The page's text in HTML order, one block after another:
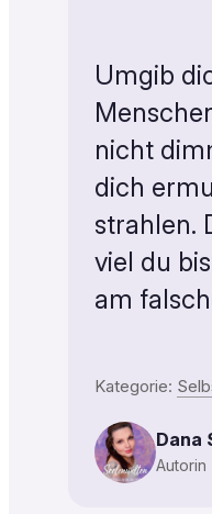
Umgib
nicht
dich
strahlen.
viel du
am
Kategorie:
Dana
Autorin